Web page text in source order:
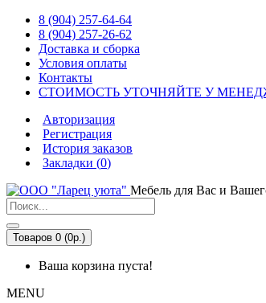
8 (904) 257-64-64
8 (904) 257-26-62
Доставка и сборка
Условия оплаты
Контакты
СТОИМОСТЬ УТОЧНЯЙТЕ У
Авторизация
Регистрация
История заказов
Закладки (0)
Мебель для Вас и
Товаров 0 (0р.)
Ваша корзина пуста!
MENU